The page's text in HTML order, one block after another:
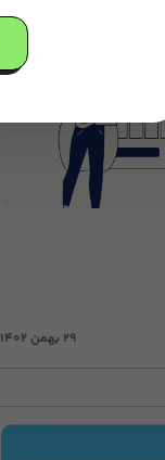
۲۹ بهمن ۱۴۰۲